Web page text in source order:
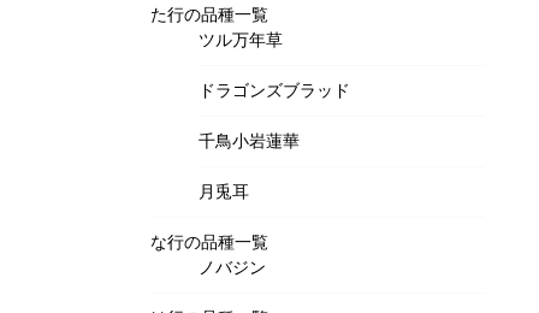
た行の品種一覧
ツル万年草
ドラゴンズブラッド
千鳥小岩蓮華
月兎耳
な行の品種一覧
ノバジン